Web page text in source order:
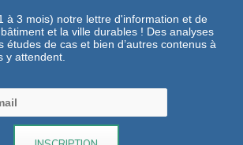
à 3 mois) notre lettre d'information et de
et la ville durables ! Des analyses
études de cas et bien d’autres contenus à
y attendent.